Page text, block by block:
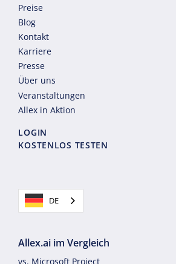
Preise
Blog
Kontakt
Karriere
Presse
Über uns
Veranstaltungen
Allex in Aktion
LOGIN
KOSTENLOS TESTEN
DE
Allex.ai im Vergleich
vs. Microsoft Project